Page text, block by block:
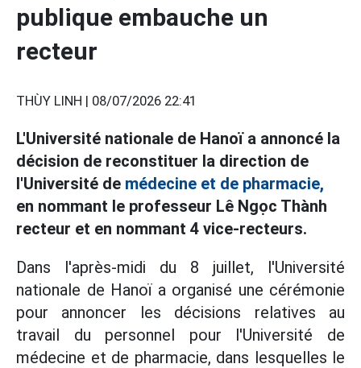
publique embauche un
recteur
THÙY LINH | 08/07/2026 22:41
L'Université nationale de Hanoï a annoncé la
décision de reconstituer la direction de
l'Université de médecine et de pharmacie,
en nommant le professeur Lê Ngọc Thành
recteur et en nommant 4 vice-recteurs.
Dans l'après-midi du 8 juillet, l'Université
nationale de Hanoï a organisé une cérémonie
pour annoncer les décisions relatives au
travail du personnel pour l'Université de
médecine et de pharmacie, dans lesquelles le